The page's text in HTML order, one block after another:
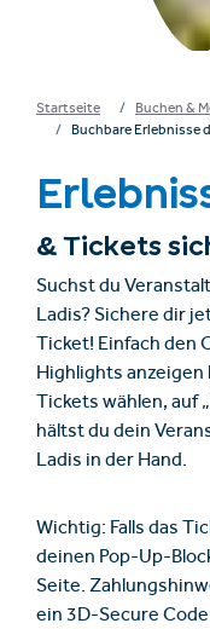
Startseite Buchen &
Buchbare Erlebnisse
& Tickets
Suchst du
Ladis? Sichere dir
Ticket! Einfach den
Highlights anzeigen
Tickets wählen, auf
hältst du dein
Ladis in der Hand.
Wichtig: Falls das
deinen Pop-Up-
Seite.
ein 3D-Secure